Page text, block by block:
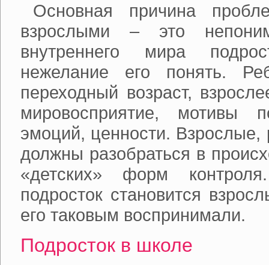
Основная причина
взрослыми – это
внутреннего мира
нежелание его понять.
переходный возраст,
мировосприятие, мотивы
эмоций, ценности. Взрослые,
должны разобраться в
«детских» форм
подросток становится
его таковым воспринимали.
Подросток в школе